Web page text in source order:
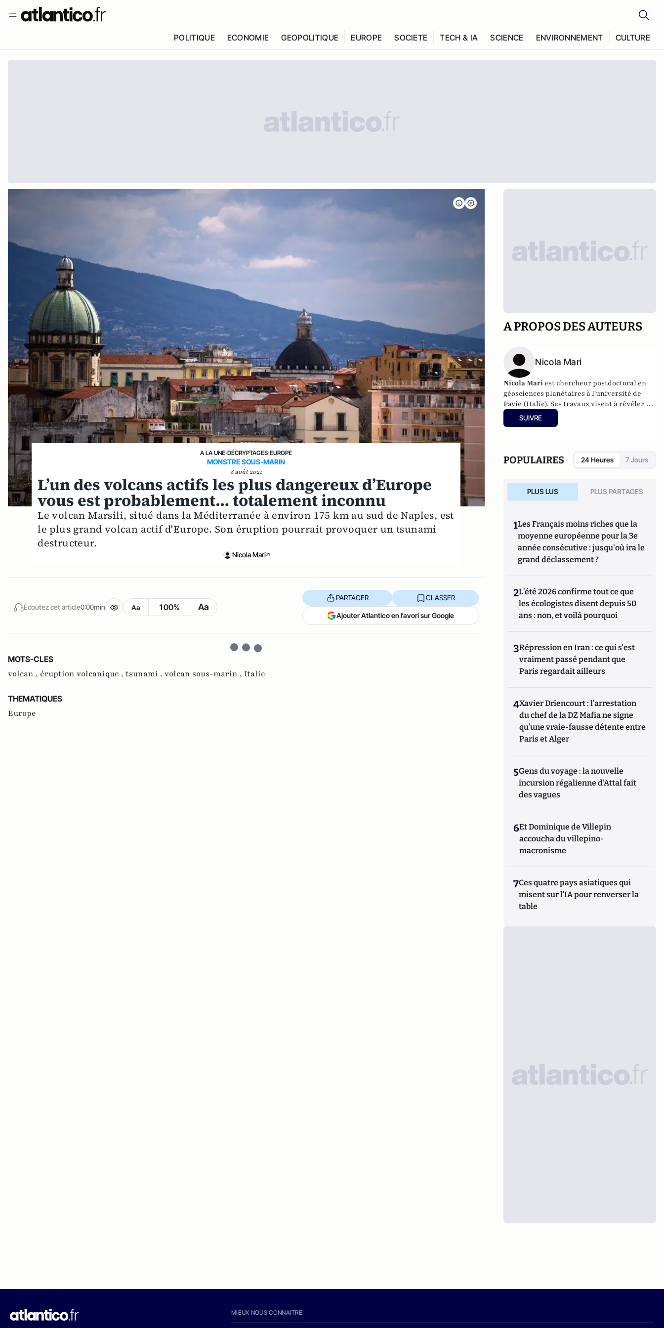
POLITIQUE ECONOMIE GEOPOLITIQUE EUROPE SOCIETE TECH & IA SCIENCE ENVIRONNEMENT CULTURE
A LA UNE›DÉCRYPTAGES›EUROPE
MONSTRE SOUS-MARIN
8 août 2021
L’un des volcans actifs les plus dangereux d’Europe
vous est probablement… totalement inconnu
Le volcan Marsili, situé dans la Méditerranée à environ 175 km au sud de Naples, est
le plus grand volcan actif d'Europe. Son éruption pourrait provoquer un tsunami
destructeur.
Nicola Mari
Écoutez cet article0:00min Aa 100% Aa
PARTAGER CLASSER
Ajouter Atlantico en favori sur Google
MOTS-CLES
volcan , éruption volcanique , tsunami , volcan sous-marin , Italie
THEMATIQUES
Europe
A PROPOS DES AUTEURS
Nicola Mari
Nicola Mari est chercheur postdoctoral en
géosciences planétaires à l'université de
Pavie (Italie). Ses travaux visent à révéler la
géochimie de la surface des laves de
Mercure et à calibrer l'instrument VIHI
Glasgow (Royaume-Uni), il a utilisé la
géochimie sur des météorites martiennes
température et la composition intérieures,
les processus volcaniques et l'évolution
SUIVRE
POPULAIRES 24 Heures 7 Jours
PLUS LUS PLUS PARTAGES
1Les Français moins riches que la
moyenne européenne pour la 3e
année consécutive : jusqu'où ira le
grand déclassement ?
2L’été 2026 confirme tout ce que
les écologistes disent depuis 50
ans : non, et voilà pourquoi
3Répression en Iran : ce qui s'est
vraiment passé pendant que
Paris regardait ailleurs
4Xavier Driencourt : l’arrestation
du chef de la DZ Mafia ne signe
qu’une vraie-fausse détente entre
Paris et Alger
5Gens du voyage : la nouvelle
incursion régalienne d'Attal fait
des vagues
6Et Dominique de Villepin
accoucha du villepino-
macronisme
7Ces quatre pays asiatiques qui
misent sur l’IA pour renverser la
table
MIEUX NOUS CONNAITRE